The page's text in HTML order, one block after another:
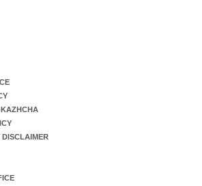
DISCLAIMER